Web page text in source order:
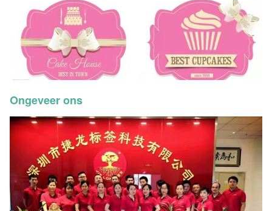
Ongeveer ons